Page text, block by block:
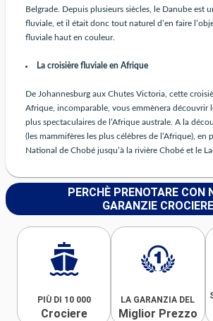
Belgrade. Depuis plusieurs siècles, le Danube est
fluviale, et il était donc tout naturel d’en faire
fluviale haut en couleur.
La croisière fluviale en Afrique
De Johannesburg aux Chutes Victoria, cette
Afrique, incomparable, vous emmènera découvrir
plus spectaculaires de l’Afrique australe. A la
(les mammifères les plus célèbres de l’Afrique), en
National de Chobé jusqu’à la rivière Chobé et le
PERCHÈ PRENOTARE CON
GARANZIE CROCIERE
PIÙ DI 10 000
Crociere
LA GARANZIA DEL
Miglior Prezzo